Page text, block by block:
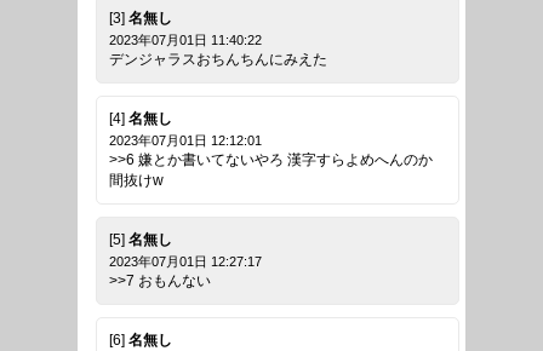
[3] 名無し
2023年07月01日 11:40:22
デンジャラスおちんちんにみえた
[4] 名無し
2023年07月01日 12:12:01
>>6 嫌とか書いてないやろ 漢字すらよめへんのか
間抜けw
[5] 名無し
2023年07月01日 12:27:17
>>7 おもんない
[6] 名無し